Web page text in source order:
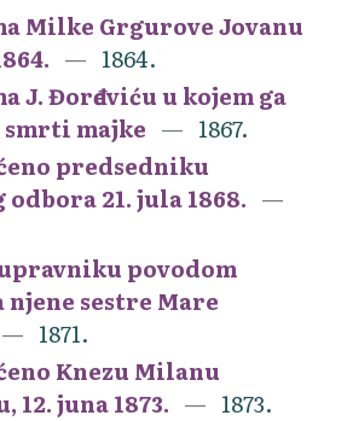
Milke Grgurove Jovanu
1864.
J. Đorđeviću u kojem ga
smrti majke
1867.
predsedniku
21. jula 1868.
povodom
njene sestre Mare
1871.
Knezu Milanu
12. juna 1873.
1873.